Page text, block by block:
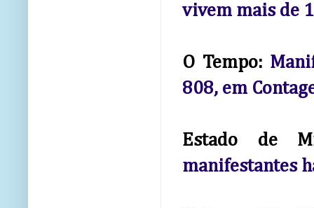
vivem mais de
O Tempo:
808, em
Estado de
manifestantes